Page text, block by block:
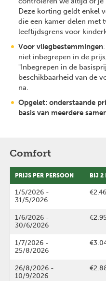
Deze korting geldt enkel
die een kamer delen met
leeftijdsgrens voor
Voor vliegbestemmingen
niet inbegrepen in de
"Inbegrepen in de
beschikbaarheid van de
na.
Opgelet: onderstaande
basis van meerdere
Comfort
PRIJS PER PERSOON BIJ 2
1/5/2026 -
31/5/2026
1/6/2026 -
30/6/2026
1/7/2026 -
25/8/2026
26/8/2026 -
10/9/2026